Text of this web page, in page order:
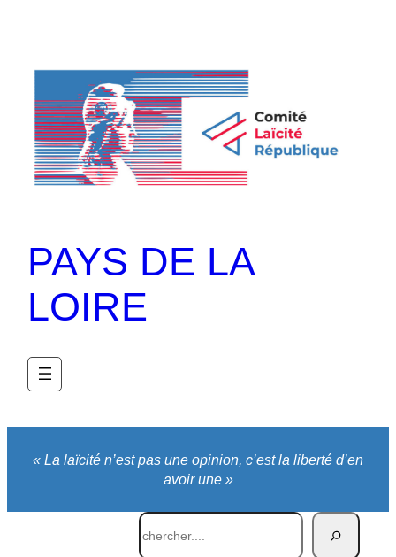
PAYS DE LA
LOIRE
« La laïcité n’est pas une opinion, c’est la liberté d’en
avoir une »
Rechercher